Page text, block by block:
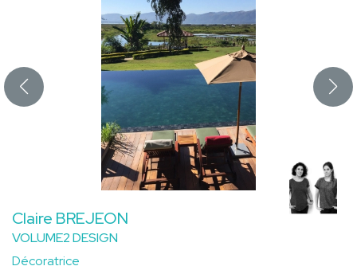
Claire BREJEON
VOLUME2 DESIGN
Décoratrice